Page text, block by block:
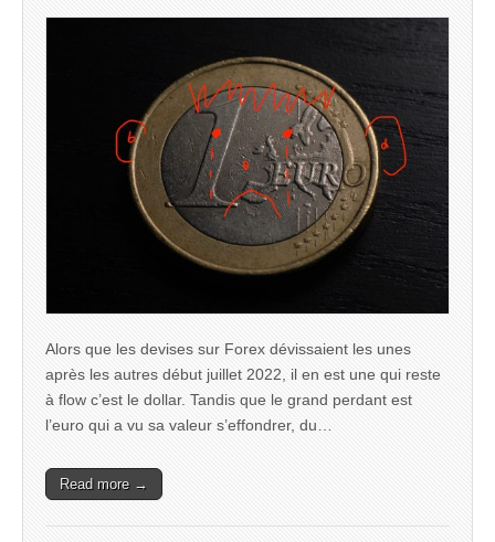
Alors que les devises sur Forex dévissaient les unes
après les autres début juillet 2022, il en est une qui reste
à flow c’est le dollar. Tandis que le grand perdant est
l’euro qui a vu sa valeur s’effondrer, du…
Read more →